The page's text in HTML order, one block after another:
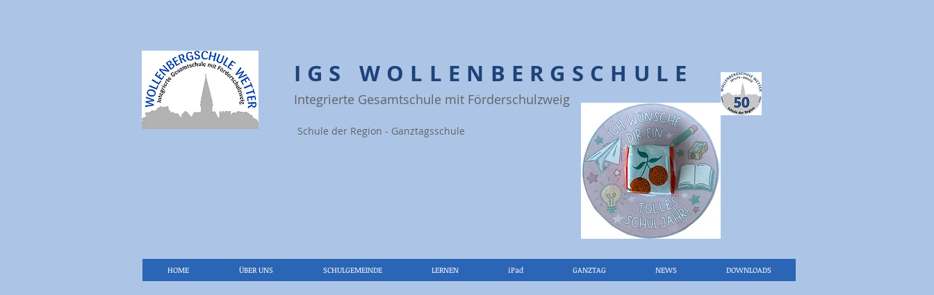
IGS WOLLENBERGSCHULE
Integrierte Gesamtschule mit Förderschulzweig
Schule der Region - Ganztagsschule
HOME ÜBER UNS SCHULGEMEINDE LERNEN iPad GANZTAG NEWS DOWNLOADS